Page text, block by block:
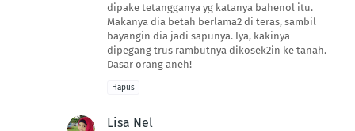
dipake tetangganya yg katanya bahenol itu.
Makanya dia betah berlama2 di teras, sambil
bayangin dia jadi sapunya. Iya, kakinya
dipegang trus rambutnya dikosek2in ke tanah.
Dasar orang aneh!
Hapus
Lisa Nel